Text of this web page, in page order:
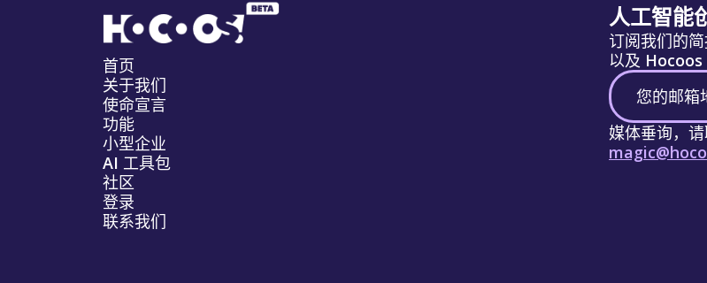
首页
关于我们
使命宣言
功能
小型企业
AI 工具包
社区
登录
联系我们
人工智能
订阅我们的
以及 Hocoos
媒体垂询，